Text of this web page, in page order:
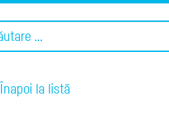
Înapoi la listă